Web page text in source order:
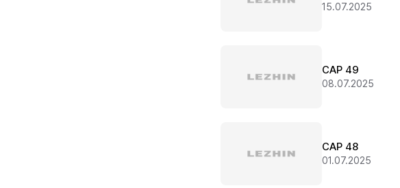
15.07.2025
CAP 49
08.07.2025
CAP 48
01.07.2025